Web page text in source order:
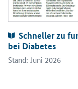
Publikationen:
Schneller zu
bei Diabetes
Stand: Juni 2026